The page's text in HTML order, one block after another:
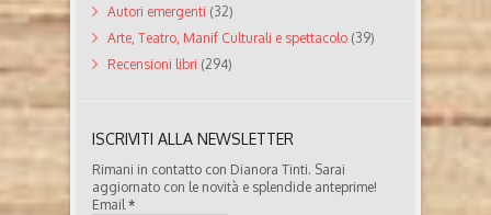
Autori emergenti (32)
Arte, Teatro, Manif Culturali e spettacolo (39)
Recensioni libri (294)
ISCRIVITI ALLA NEWSLETTER
Rimani in contatto con Dianora Tinti. Sarai
aggiornato con le novità e splendide anteprime!
Email*